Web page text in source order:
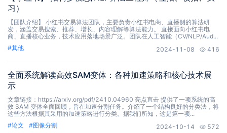
习）
【团队介绍】 小红书交易算法团队，主要负责小红书电商、直播侧的算法研
发，涵盖交易搜索、推荐、增长、内容理解等算法能力。 直接面向小红书电
商、直播核心业务，技术应用落地场景广泛。团队在人工智能（CV/NLP/Aud...
#其他 2024-11-08 416
全面系统解读高效SAM变体：各种加速策略和核心技术展
示
文章链接：https://arxiv.org/pdf/2410.04960 亮点直击 提供了一项系统的高
效 SAM 变体全面回顾，旨在加速分割任务。介绍了一个结构良好的分类法，将
这些方法根据其采用的加速策略进行分类。据我们所知，这是第一项...
#论文 #图像分割 2024-10-14 572